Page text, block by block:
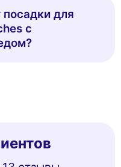
посадки для
с